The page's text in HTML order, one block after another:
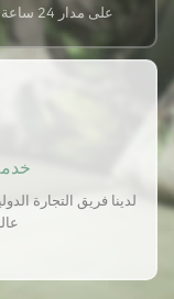
على مدار
باستخدام نظام
لدينا فريق التجارة